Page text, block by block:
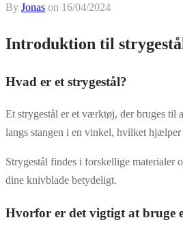
By Jonas on 16/04/2024
Introduktion til
Hvad er et strygestål?
Et strygestål er et værktøj, der bruges til
langs stangen i en vinkel, hvilket
Strygestål findes i forskellige materialer
dine knivblade betydeligt.
Hvorfor er det vigtigt at bruge